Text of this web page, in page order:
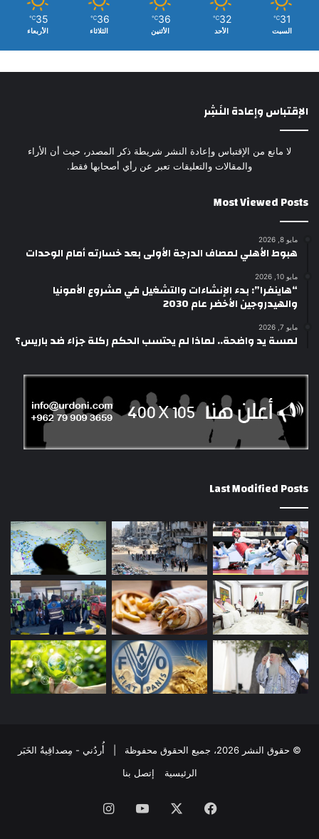
31
℃
السبت
32
℃
الأحد
36
℃
الأثنين
36
℃
الثلاثاء
35
℃
الأربعاء
الإقتباس وإعادة النَشِر
لا مانع من الإقتباس وإعادة النشر شريطة ذكر المصدر، حيث أن الأراء
والمقالات والتعليقات تعبر عن رأي أصحابها فقط.
Most Viewed Posts
مايو 8, 2026
هبوط الأهلي لمصاف الدرجة الأولى بعد خسارته أمام الوحدات
مايو 10, 2026
“هاينفرا”: بدء الإنشاءات والتشغيل في مشروع الأمونيا
والهيدروجين الأخضر عام 2030
مايو 7, 2026
لمسة يد واضحة.. لماذا لم يحتسب الحكم ركلة جزاء ضد باريس؟
Last Modified Posts
© حقوق النشر 2026، جميع الحقوق محفوظة | أُردُني - مِصداقِيةُ الخَبَر
الرئيسية
إتصل بنا
فيسبوك ‫YouTube